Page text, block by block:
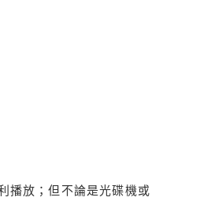
播放；但不論是光碟機或